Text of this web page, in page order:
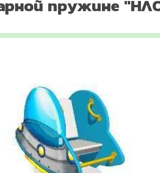
пружине